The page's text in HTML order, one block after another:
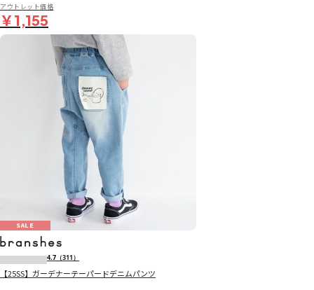
アウトレット価格
￥1,155
SALE
4.7 （311）
【25SS】ガーデナーテーパードデニムパンツ